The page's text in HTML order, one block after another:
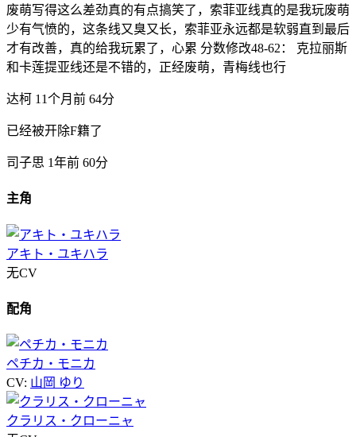
废萌写得这么差劲真的有点搞笑了，索菲亚线真的是我玩废萌
少有气愤的，这条线又臭又长，索菲亚永远都是软弱直到最后
才有改善，真的给我玩累了，心累 分数修改48-62： 克拉丽斯
和卡莲提亚线还是不错的，正经废萌，青梅线也行
达柯 11个月前 64分
已经被开除F籍了
司子思 1年前 60分
主角
アキト・ユキハラ
无CV
配角
ペチカ・モニカ
CV: 山岡 ゆり
クラリス・クローニャ